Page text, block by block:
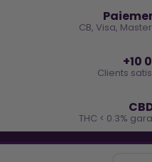
CB, Visa,
+10
Clients
THC < 0.3%